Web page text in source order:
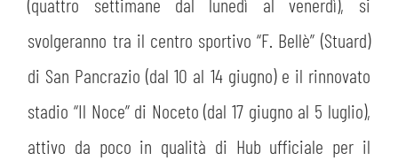
svolgeranno tra il centro sportivo “F. Bellè” (Stuard)
di San Pancrazio (dal 10 al 14 giugno) e il rinnovato
stadio “Il Noce” di Noceto (dal 17 giugno al 5 luglio),
attivo da poco in qualità di Hub ufficiale per il